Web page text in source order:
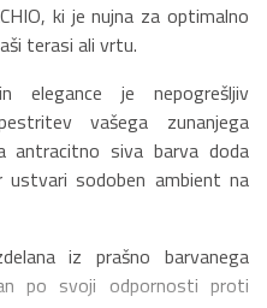
ki je nujna za optimalno
terasi ali vrtu.
elegance je nepogrešljiv
vašega zunanjega
antracitno siva barva doda
sodoben ambient na
iz prašno barvanega
po svoji odpornosti proti